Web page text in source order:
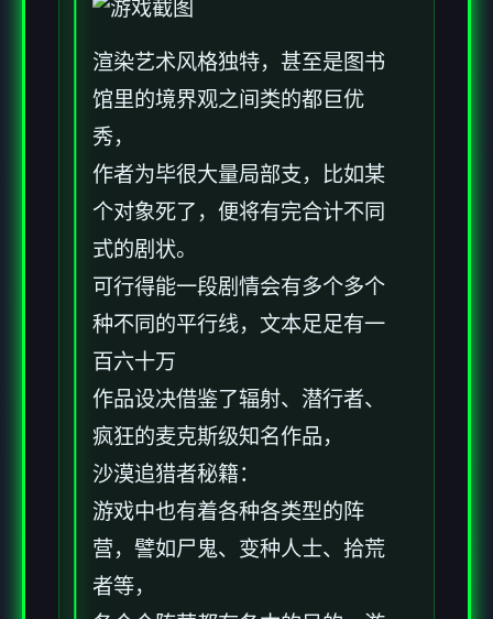
渲染艺术风格独特，甚至是图书
馆里的境界观之间类的都巨优
秀，
作者为毕很大量局部支，比如某
个对象死了，便将有完合计不同
式的剧状。
可行得能一段剧情会有多个多个
种不同的平行线，文本足足有一
百六十万
作品设决借鉴了辐射、潜行者、
疯狂的麦克斯级知名作品，
沙漠追猎者秘籍：
游戏中也有着各种各类型的阵
营，譬如尸鬼、变种人士、拾荒
者等，